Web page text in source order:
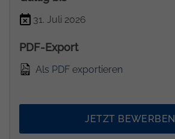
31. Juli 2026
PDF-Export
Als PDF exportieren
JETZT BEWERBEN